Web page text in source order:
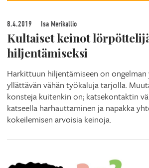
8.4.2019 Isa Merikallio
Kultaiset keinot
hiljentämiseksi
Harkittuun hiljentämiseen on ongelman
yllättävän vähän työkaluja tarjolla.
konsteja kuitenkin on; katsekontaktin
katseella harhauttaminen ja napakka
kokeilemisen arvoisia keinoja.